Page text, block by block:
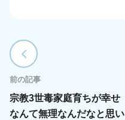
前の記事
宗教3世毒家庭育ちが幸せ
なんて無理なんだなと思い